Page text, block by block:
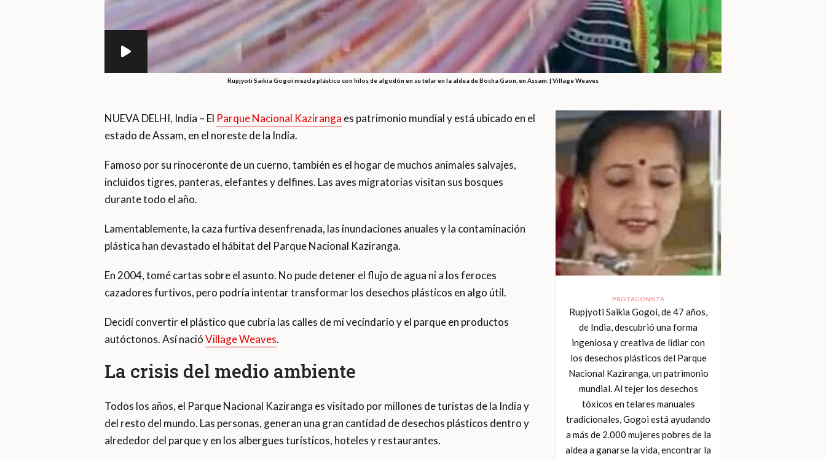
Rupjyoti Saikia Gogoi mezcla plástico con hilos de algodón en su telar en la aldea de Bocha Gaon, en Assam. | Village Weaves
PROTAGONISTA
Rupjyoti Saikia Gogoi, de 47 años,
de India, descubrió una forma
ingeniosa y creativa de lidiar con
los desechos plásticos del Parque
Nacional Kaziranga, un patrimonio
mundial. Al tejer los desechos
tóxicos en telares manuales
tradicionales, Gogoi está ayudando
a más de 2.000 mujeres pobres de la
aldea a ganarse la vida, encontrar la
NUEVA DELHI, India – El Parque Nacional Kaziranga es patrimonio mundial y está ubicado en el
estado de Assam, en el noreste de la India.
Famoso por su rinoceronte de un cuerno, también es el hogar de muchos animales salvajes,
incluidos tigres, panteras, elefantes y delfines. Las aves migratorias visitan sus bosques
durante todo el año.
Lamentablemente, la caza furtiva desenfrenada, las inundaciones anuales y la contaminación
plástica han devastado el hábitat del Parque Nacional Kaziranga.
En 2004, tomé cartas sobre el asunto. No pude detener el flujo de agua ni a los feroces
cazadores furtivos, pero podría intentar transformar los desechos plásticos en algo útil.
Decidí convertir el plástico que cubría las calles de mi vecindario y el parque en productos
autóctonos. Así nacióVillage Weaves.
La crisis del medio ambiente
Todos los años, el Parque Nacional Kaziranga es visitado por millones de turistas de la India y
del resto del mundo. Las personas, generan una gran cantidad de desechos plásticos dentro y
alrededor del parque y en los albergues turísticos, hoteles y restaurantes.